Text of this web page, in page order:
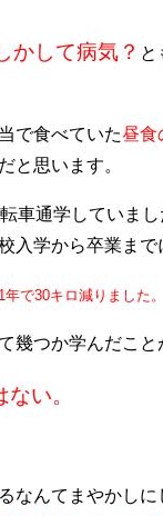
かして病気？ と
で食べていた昼食
と思います。
車通学していま
入学から卒業まで
1年で30キロ減りました。
幾つか学んだこと
い。
なんてまやかし